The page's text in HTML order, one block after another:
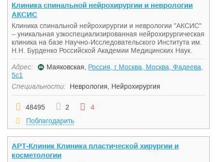
Клиника спинальной нейрохирургии и неврологии
АКСИС
Клиника спинальной нейрохирургии и неврологии "АКСИС"
– уникальная узкоспециализированная нейрохирургическая
клиника на базе Научно-Исследовательского Института им.
Н.Н. Бурденко Российской Академии Медицинских Наук.
Адрес: Маяковская, Россия, г Москва, Москва, Фадеева,
5с1
Специальности:
Неврология Нейрохирургия
48495 2
4
Поблагодарить
АРТ-Клиник Клиника пластической хирургии и
косметологии